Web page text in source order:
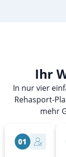
Ihr
In nur vier
Rehasport-
mehr